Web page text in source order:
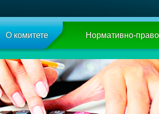
О комитете Нормативно-